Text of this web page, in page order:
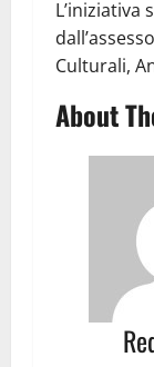
L’iniziativa
Culturali,
About